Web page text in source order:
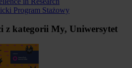
Program Stażowy
z kategorii My, Uniwersytet